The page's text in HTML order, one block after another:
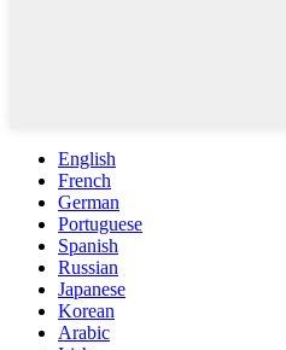
English
French
German
Portuguese
Spanish
Russian
Japanese
Korean
Arabic